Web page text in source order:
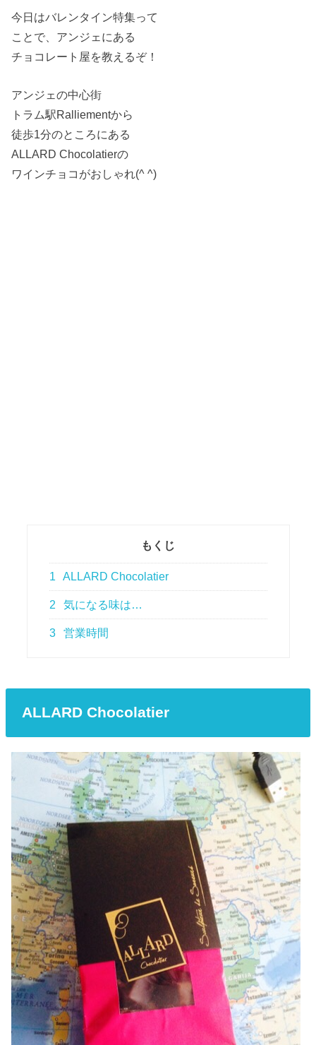
今日はバレンタイン特集って
ことで、アンジェにある
チョコレート屋を教えるぞ！
アンジェの中心街
トラム駅Ralliementから
徒歩1分のところにある
ALLARD Chocolatierの
ワインチョコがおしゃれ(^ ^)
もくじ
1 ALLARD Chocolatier
2 気になる味は…
3 営業時間
ALLARD Chocolatier